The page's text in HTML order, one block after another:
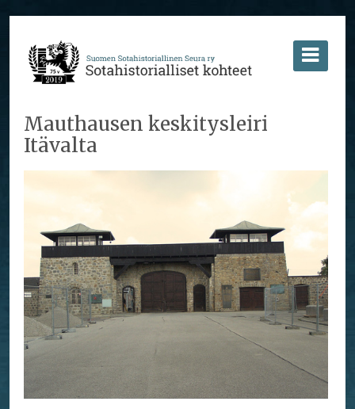
Mauthausen keskitysleiri
Itävalta